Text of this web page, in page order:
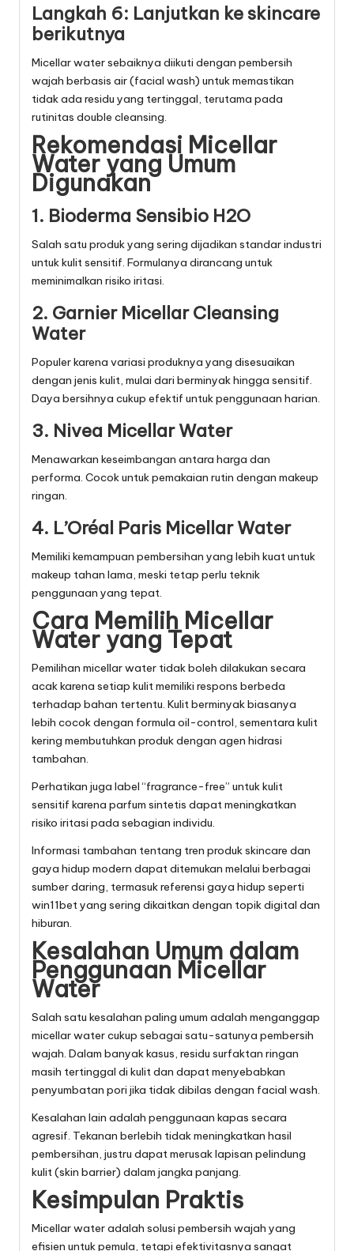
Langkah 6: Lanjutkan ke skincare
berikutnya
Micellar water sebaiknya diikuti dengan pembersih
wajah berbasis air (facial wash) untuk memastikan
tidak ada residu yang tertinggal, terutama pada
rutinitas double cleansing.
Rekomendasi Micellar
Water yang Umum
Digunakan
1. Bioderma Sensibio H2O
Salah satu produk yang sering dijadikan standar industri
untuk kulit sensitif. Formulanya dirancang untuk
meminimalkan risiko iritasi.
2. Garnier Micellar Cleansing
Water
Populer karena variasi produknya yang disesuaikan
dengan jenis kulit, mulai dari berminyak hingga sensitif.
Daya bersihnya cukup efektif untuk penggunaan harian.
3. Nivea Micellar Water
Menawarkan keseimbangan antara harga dan
performa. Cocok untuk pemakaian rutin dengan makeup
ringan.
4. L’Oréal Paris Micellar Water
Memiliki kemampuan pembersihan yang lebih kuat untuk
makeup tahan lama, meski tetap perlu teknik
penggunaan yang tepat.
Cara Memilih Micellar
Water yang Tepat
Pemilihan micellar water tidak boleh dilakukan secara
acak karena setiap kulit memiliki respons berbeda
terhadap bahan tertentu. Kulit berminyak biasanya
lebih cocok dengan formula oil-control, sementara kulit
kering membutuhkan produk dengan agen hidrasi
tambahan.
Perhatikan juga label “fragrance-free” untuk kulit
sensitif karena parfum sintetis dapat meningkatkan
risiko iritasi pada sebagian individu.
Informasi tambahan tentang tren produk skincare dan
gaya hidup modern dapat ditemukan melalui berbagai
sumber daring, termasuk referensi gaya hidup seperti
win11betyang sering dikaitkan dengan topik digital dan
hiburan.
Kesalahan Umum dalam
Penggunaan Micellar
Water
Salah satu kesalahan paling umum adalah menganggap
micellar water cukup sebagai satu-satunya pembersih
wajah. Dalam banyak kasus, residu surfaktan ringan
masih tertinggal di kulit dan dapat menyebabkan
penyumbatan pori jika tidak dibilas dengan facial wash.
Kesalahan lain adalah penggunaan kapas secara
agresif. Tekanan berlebih tidak meningkatkan hasil
pembersihan, justru dapat merusak lapisan pelindung
kulit (skin barrier) dalam jangka panjang.
Kesimpulan Praktis
Micellar water adalah solusi pembersih wajah yang
efisien untuk pemula, tetapi efektivitasnya sangat